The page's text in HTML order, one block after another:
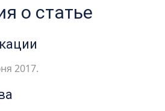
о статье
2017.